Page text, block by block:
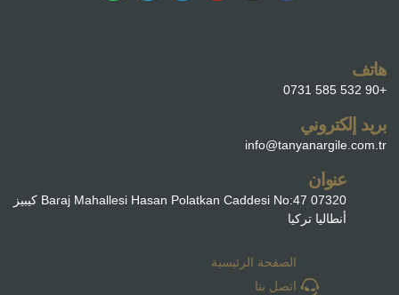
هاتف
+90 532 585 0731
بريد إلكتروني
info@tanyanargile.com.tr
عنوان
Baraj Mahallesi Hasan Polatkan Caddesi No:47 07320 كيبيز
أنطاليا تركيا
الصفحة الرئيسية
اتصل بنا